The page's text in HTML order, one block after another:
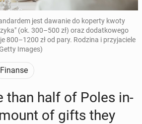
jest dawanie do koperty kwoty
(ok. 300–500 zł) oraz dodatkowego
800–1200 zł od pary. Rodzina i przyjaciele
Images)
Finanse
than half of Poles in­
of gifts they